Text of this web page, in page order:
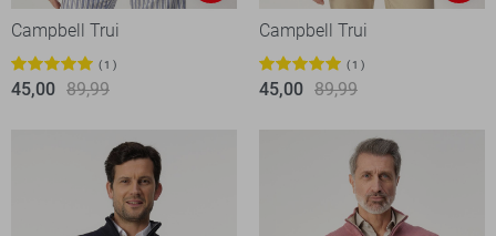
Campbell Trui
1
45,00 89,99
Campbell Trui
1
45,00 89,99